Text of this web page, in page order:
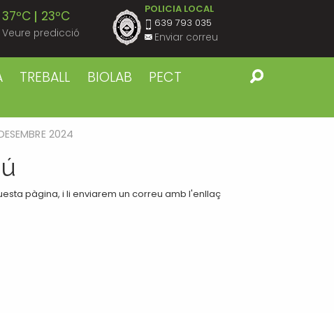
37ºC 23ºC
Veure predicció
40ºC 23ºC
38ºC 23ºC
POLICIA LOCAL
639 793 035
Enviar correu
TREBALL BIOLAB
PECT
2024
pàgina, i li enviarem un correu amb l'enllaç